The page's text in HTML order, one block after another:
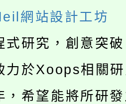
」8/29、30在
場!
1時於龍潭區
。
桃局內行報名
27日，桃園電
網站設計工坊
式研究，創意突
力於Xoops相關
，希望能將所研